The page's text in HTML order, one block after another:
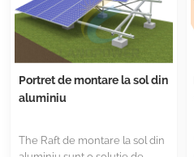
Portret de montare la sol din
aluminiu
The Raft de montare la sol din